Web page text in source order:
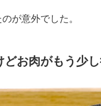
が意外でした。
お肉がもう少